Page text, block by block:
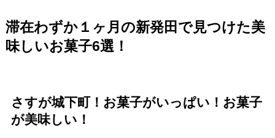
滞在わずか１ヶ月の新発田で見つけた美
味しいお菓子6選！
さすが城下町！お菓子がいっぱい！お菓子
が美味しい！